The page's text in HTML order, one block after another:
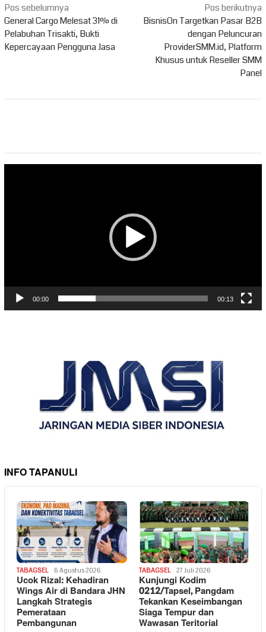
Navigasi
pos
Pos sebelumnya
General Cargo Melesat 31% di
Pelabuhan Trisakti, Bukti
Kepercayaan Pengguna Jasa
Pos berikutnya
BisnisOn Targetkan Pasar B2B
dengan Peluncuran
ProviderSMM.id, Platform
Khusus untuk Reseller SMM
Panel
00:00 00:13
INFO TAPANULI
TABAGSEL 6 Agustus 2026
Ucok Rizal: Kehadiran
Wings Air di Bandara JHN
Langkah Strategis
Pemerataan
Pembangunan
TABAGSEL 27 Juli 2026
Kunjungi Kodim
0212/Tapsel, Pangdam
Tekankan Keseimbangan
Siaga Tempur dan
Wawasan Teritorial